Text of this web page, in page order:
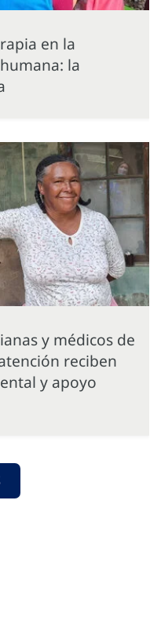
en la
la
y médicos de
reciben
y apoyo